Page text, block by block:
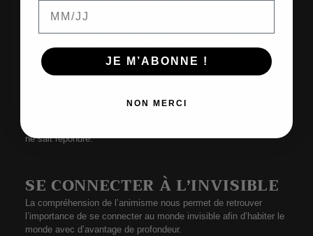
Le naturalisme a ses limites, puisque les lois de la nature et de
la culture sont insuffisantes pour comprendre le monde invisible
(qualifié de surnaturel).
Inversement, l’animisme permettrait d’habiter le monde invisible,
ne sait répondre.
SE CONNECTER À L’INVISIBLE
La compréhension de l’animisme nous permet de retrouver
l’importance de se connecter au monde invisible afin d’habiter le
monde avec d’avantage de profondeur.
JE M’ABONNE !
NON MERCI